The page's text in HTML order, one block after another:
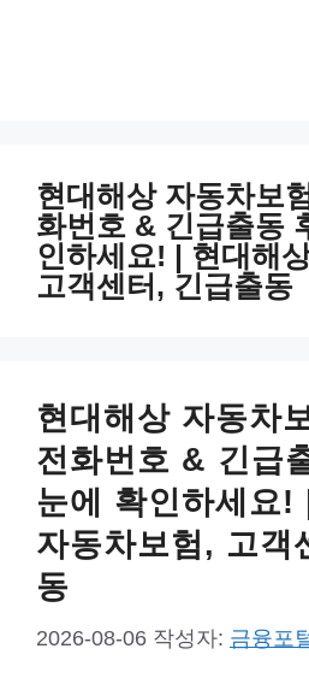
현대해상 자동차보
화번호 & 긴급출동
인하세요! | 현대해
고객센터, 긴급출동
현대해상 자동차
전화번호 & 긴급
눈에 확인하세요!
자동차보험, 고객
동
2026-08-06 작성자: 금융포